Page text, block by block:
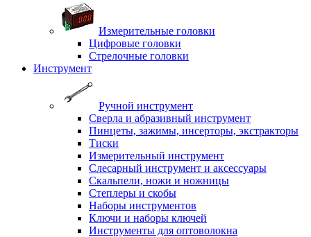
Измерительные головки
Цифровые головки
Стрелочные головки
Инструмент
Ручной инструмент
Сверла и абразивный инструмент
Пинцеты, зажимы, инсерторы, экстракторы
Тиски
Измерительный инструмент
Слесарный инструмент и аксессуары
Скальпели, ножи и ножницы
Степлеры и скобы
Наборы инструментов
Ключи и наборы ключей
Инструменты для оптоволокна